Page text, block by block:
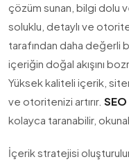
çözüm sunan, bilgi dolu
soluklu, detaylı ve
tarafından daha değerli
içeriğin doğal akışını
Yüksek kaliteli içerik,
ve otoritenizi artırır.
kolayca taranabilir,
İçerik stratejisi